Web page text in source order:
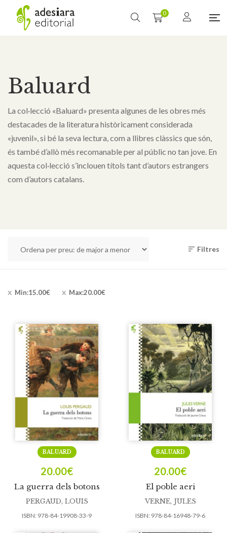
0
Baluard
La col·lecció «Baluard» presenta algunes de les obres més
destacades de la literatura històricament considerada
«juvenil», si bé la seva lectura, com a llibres clàssics que són,
és també d’allò més recomanable per al públic no tan jove. En
aquesta col·lecció s’inclouen títols tant d’autors estrangers
com d’autors catalans.
Filtres
Min:15.00€ Max:20.00€
La guerra dels botons
BALUARD
20.00€
PERGAUD, LOUIS
ISBN: 978-84-19908-33-9
El poble aeri
BALUARD
20.00€
VERNE, JULES
ISBN: 978-84-16948-79-6